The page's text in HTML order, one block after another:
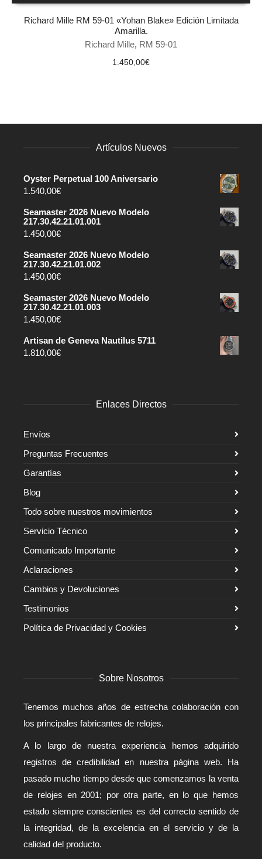
Richard Mille RM 59-01 «Yohan Blake» Edición Limitada
Amarilla.
Richard Mille, RM 59-01
1.450,00€
Artículos Nuevos
Oyster Perpetual 100 Aniversario
1.540,00€
Seamaster 2026 Nuevo Modelo
217.30.42.21.01.001
1.450,00€
Seamaster 2026 Nuevo Modelo
217.30.42.21.01.002
1.450,00€
Seamaster 2026 Nuevo Modelo
217.30.42.21.01.003
1.450,00€
Artisan de Geneva Nautilus 5711
1.810,00€
Enlaces Directos
Envíos
Preguntas Frecuentes
Garantías
Blog
Todo sobre nuestros movimientos
Servicio Técnico
Comunicado Importante
Aclaraciones
Cambios y Devoluciones
Testimonios
Política de Privacidad y Cookies
Sobre Nosotros
Tenemos muchos años de estrecha colaboración con
los principales fabricantes de relojes.
A lo largo de nuestra experiencia hemos adquirido
registros de credibilidad en nuestra página web. Ha
pasado mucho tiempo desde que comenzamos la venta
de relojes en 2001; por otra parte, en lo que hemos
estado siempre conscientes es del correcto sentido de
la integridad, de la excelencia en el servicio y de la
calidad del producto.